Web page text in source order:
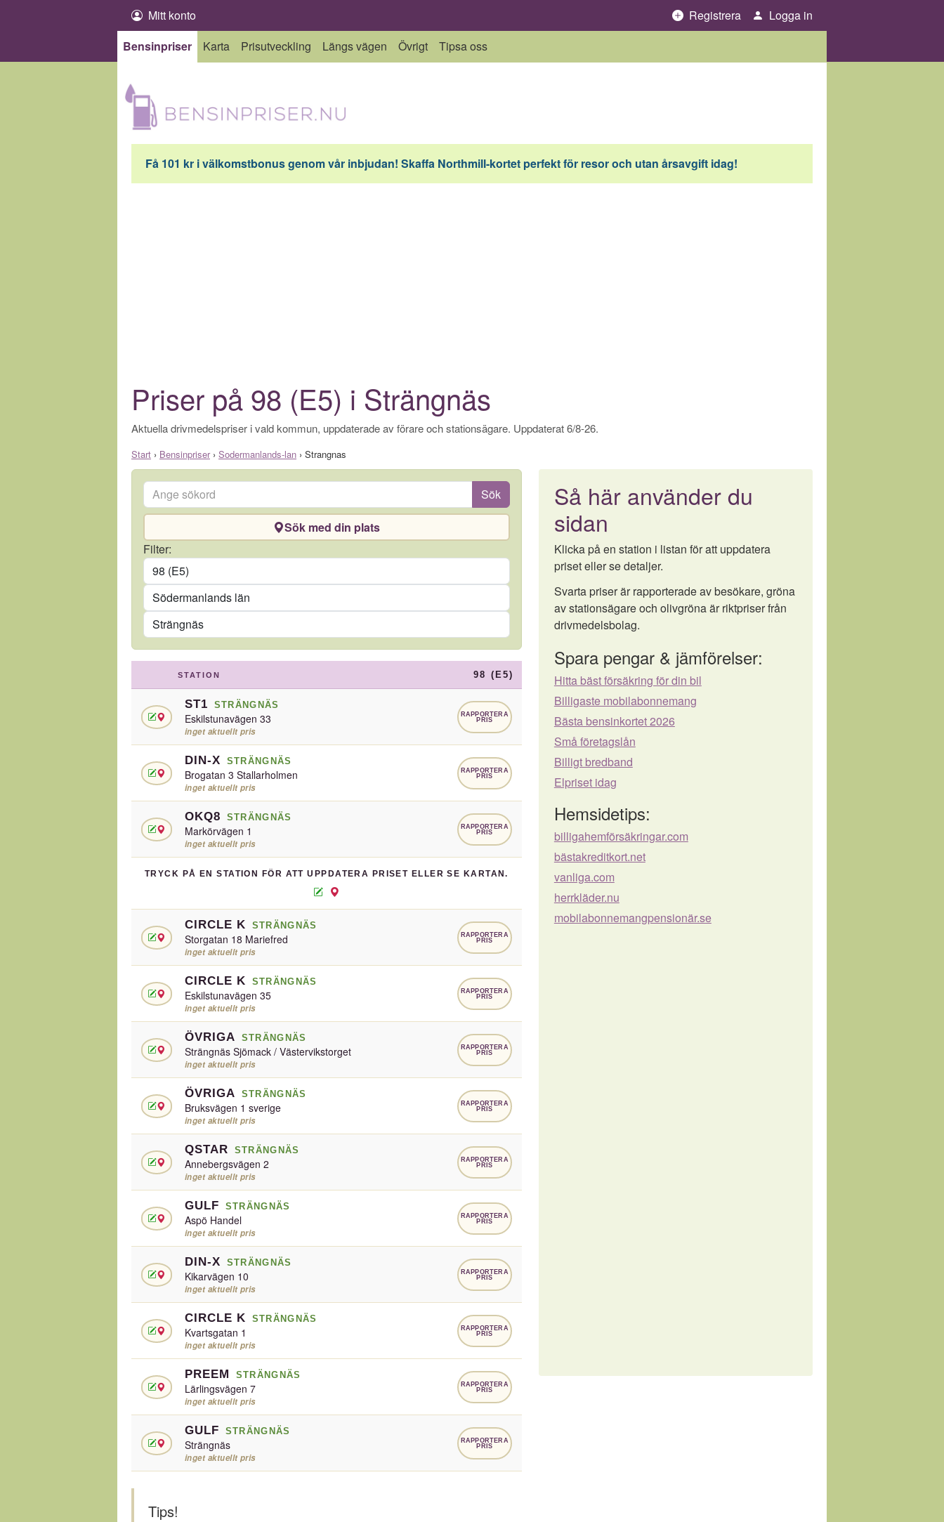
Mitt konto Registrera
Logga in
Bensinpriser
Karta Prisutveckling Längs vägen Övrigt Tipsa oss
Få 101 kr i välkomstbonus genom vår inbjudan! Skaffa Northmill-kortet perfekt för resor och utan årsavgift idag!
Priser på 98 (E5) i Strängnäs
Aktuella drivmedelspriser i vald kommun, uppdaterade av förare och stationsägare. Uppdaterat 6/8-26.
Start › Bensinpriser› Sodermanlands-lan › Strangnas
Ange sökord Sök
Sök med din plats
Filter:
Län
Kommun
STATION 98 (E5)
ST1 STRÄNGNÄS
Eskilstunavägen 33
inget aktuellt pris
RAPPORTERA
PRIS
DIN-X STRÄNGNÄS
Brogatan 3 Stallarholmen
inget aktuellt pris
RAPPORTERA
PRIS
OKQ8 STRÄNGNÄS
Markörvägen 1
inget aktuellt pris
RAPPORTERA
PRIS
TRYCK PÅ EN STATION FÖR ATT UPPDATERA PRISET ELLER SE KARTAN.
CIRCLE K STRÄNGNÄS
Storgatan 18 Mariefred
inget aktuellt pris
RAPPORTERA
PRIS
CIRCLE K STRÄNGNÄS
Eskilstunavägen 35
inget aktuellt pris
RAPPORTERA
PRIS
ÖVRIGA STRÄNGNÄS
Strängnäs Sjömack / Västervikstorget
inget aktuellt pris
RAPPORTERA
PRIS
ÖVRIGA STRÄNGNÄS
Bruksvägen 1 sverige
inget aktuellt pris
RAPPORTERA
PRIS
QSTAR STRÄNGNÄS
Annebergsvägen 2
inget aktuellt pris
RAPPORTERA
PRIS
GULF STRÄNGNÄS
Aspö Handel
inget aktuellt pris
RAPPORTERA
PRIS
DIN-X STRÄNGNÄS
Kikarvägen 10
inget aktuellt pris
RAPPORTERA
PRIS
CIRCLE K STRÄNGNÄS
Kvartsgatan 1
inget aktuellt pris
RAPPORTERA
PRIS
PREEM STRÄNGNÄS
Lärlingsvägen 7
inget aktuellt pris
RAPPORTERA
PRIS
GULF STRÄNGNÄS
Strängnäs
inget aktuellt pris
RAPPORTERA
PRIS
Tips!
Så här använder du
sidan
Klicka på en station i listan för att uppdatera
priset eller se detaljer.
Svarta priser är rapporterade av besökare, gröna
av stationsägare och olivgröna är riktpriser från
drivmedelsbolag.
Spara pengar & jämförelser:
Hitta bäst försäkring för din bil
Billigaste mobilabonnemang
Bästa bensinkortet 2026
Små företagslån
Billigt bredband
Elpriset idag
Hemsidetips:
billigahemförsäkringar.com
bästakreditkort.net
vanliga.com
herrkläder.nu
mobilabonnemangpensionär.se